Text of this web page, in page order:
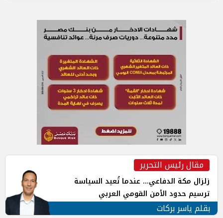
مقال رئيس التحرير
زلزال مكة الدفاعي... عندما تُعيد السياسة
ترسيم حدود الأمن القومي العربي
بقلم ياسر بركات